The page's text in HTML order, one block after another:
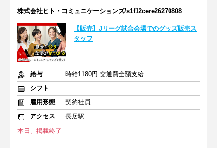
株式会社ヒト・コミュニケーションズ/s1f12cere26270808
【販売】Jリーグ試合会場でのグッズ販売ス
タッフ
給与
時給1180円 交通費全額支給
シフト
雇用形態
契約社員
アクセス
長居駅
本日、掲載終了